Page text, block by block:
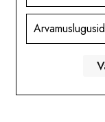
Arvamuslugusid